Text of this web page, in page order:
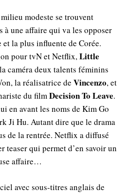
modeste se trouvent
à une affaire qui va les opposer
la plus influente de Corée.
pour tvN et Netflix, Little
caméra deux talents féminins
la réalisatrice de Vincenzo, et
du film Decision To Leave.
en avant les noms de Kim Go
Ji Hu. Autant dire que le drama
de la rentrée. Netflix a diffusé
teaser qui permet d’en savoir un
affaire…
avec sous-titres anglais de